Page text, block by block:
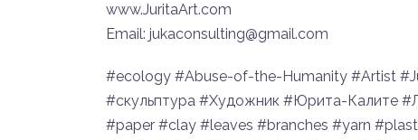
www.JuritaArt.com
Email: jukaconsulting@gmail.com
#ecology #Abuse-of-the-Humanity #Artist
#скульптура #Художник #Юрита-Калите
#paper #clay #leaves #branches #yarn